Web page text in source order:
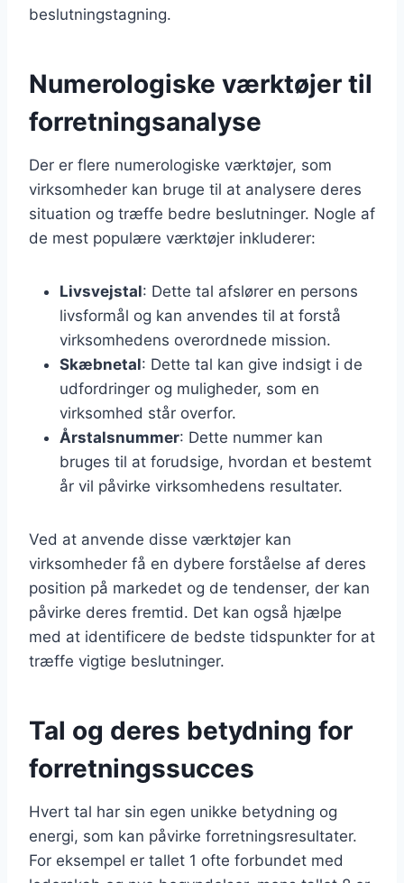
beslutningstagning.
Numerologiske værktøjer til
forretningsanalyse
Der er flere numerologiske værktøjer, som
virksomheder kan bruge til at analysere deres
situation og træffe bedre beslutninger. Nogle af
de mest populære værktøjer inkluderer:
Livsvejstal: Dette tal afslører en persons
livsformål og kan anvendes til at forstå
virksomhedens overordnede mission.
Skæbnetal: Dette tal kan give indsigt i de
udfordringer og muligheder, som en
virksomhed står overfor.
Årstalsnummer: Dette nummer kan
bruges til at forudsige, hvordan et bestemt
år vil påvirke virksomhedens resultater.
Ved at anvende disse værktøjer kan
virksomheder få en dybere forståelse af deres
position på markedet og de tendenser, der kan
påvirke deres fremtid. Det kan også hjælpe
med at identificere de bedste tidspunkter for at
træffe vigtige beslutninger.
Tal og deres betydning for
forretningssucces
Hvert tal har sin egen unikke betydning og
energi, som kan påvirke forretningsresultater.
For eksempel er tallet 1 ofte forbundet med